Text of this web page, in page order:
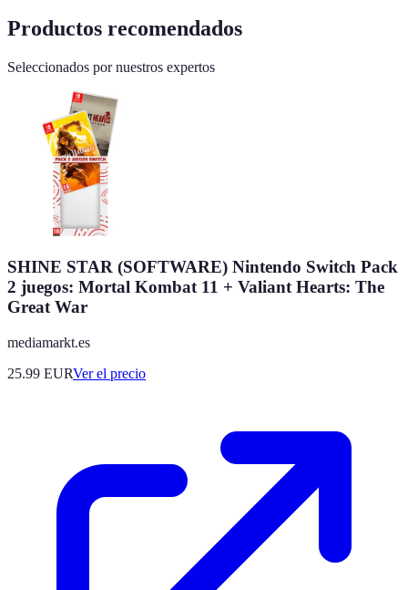
Productos recomendados
Seleccionados por nuestros expertos
SHINE STAR (SOFTWARE) Nintendo Switch Pack
2 juegos: Mortal Kombat 11 + Valiant Hearts: The
Great War
mediamarkt.es
25.99 EURVer el precio